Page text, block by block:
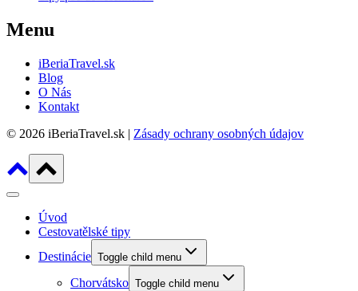
Menu
iBeriaTravel.sk
Blog
O Nás
Kontakt
© 2026 iBeriaTravel.sk | Zásady ochrany osobných údajov
Úvod
Cestovatělské tipy
Destinácie Toggle child menu
Chorvátsko Toggle child menu